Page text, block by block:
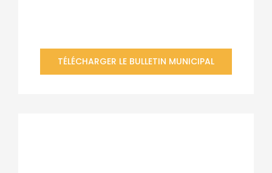
TÉLÉCHARGER LE BULLETIN MUNICIPAL